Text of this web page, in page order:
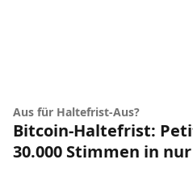
Aus für Haltefrist-Aus?
Bitcoin-Haltefrist:
30.000 Stimmen in